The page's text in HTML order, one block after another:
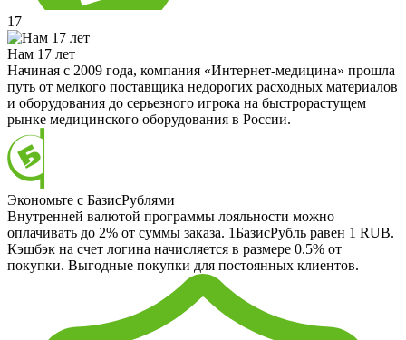
17
Нам 17 лет
Начиная с 2009 года, компания «Интернет-медицина» прошла
путь от мелкого поставщика недорогих расходных материалов
и оборудования до серьезного игрока на быстрорастущем
рынке медицинского оборудования в России.
Экономьте с БазисРублями
Внутренней валютой программы лояльности можно
оплачивать до 2% от суммы заказа. 1БазисРубль равен 1 RUB.
Кэшбэк на счет логина начисляется в размере 0.5% от
покупки. Выгодные покупки для постоянных клиентов.